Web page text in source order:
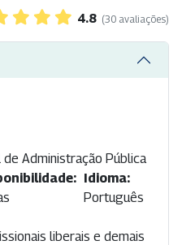
4.8 (30 avaliações)
de Administração Pública
Idioma:
Português
liberais e demais